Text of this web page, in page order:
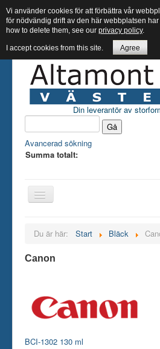
Din leverantör av
Avancerad sökning
Summa totalt:
Papper
Tillbehör
Du är här: Start Bläck
Canon
BCI-1302 130 ml
Vi använder cookies för att förbättra vår
för nödvändig drift av den här webbplatsen
how to delete them, see our privacy policy.
I accept cookies from this site. Agree